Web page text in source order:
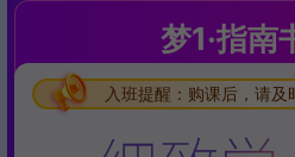
梦1·指南
入班提醒：购课后，请及
入班提醒：购课后，请及